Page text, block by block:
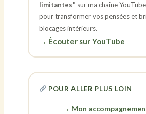
limitantes" sur ma chaîne
pour transformer vos pensées et
blocages intérieurs.
→ Écouter sur YouTube
POUR ALLER PLUS LOIN
Mon